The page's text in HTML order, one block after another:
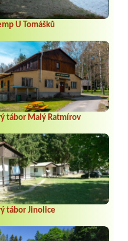
U Tomášků
tábor Malý Ratmírov
tábor Jinolice